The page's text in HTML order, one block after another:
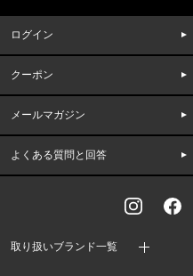
eye c u
東京都のお客様ご注
mnml/ミニマル
FRONT ZIP FLARE
東京都のお客様ご注
reversal/リバーサル
ログイン
クーポン
メールマガジン
よくある質問と回答
取り扱いブランド一覧